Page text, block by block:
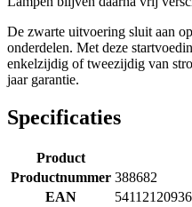
De zwarte uitvoering sluit aan
onderdelen. Met deze
enkelzijdig of tweezijdig van
jaar garantie.
Specificaties
Product
Productnummer 388682
EAN